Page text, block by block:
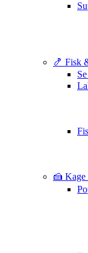
🍤 Fisk
🍰 Kage